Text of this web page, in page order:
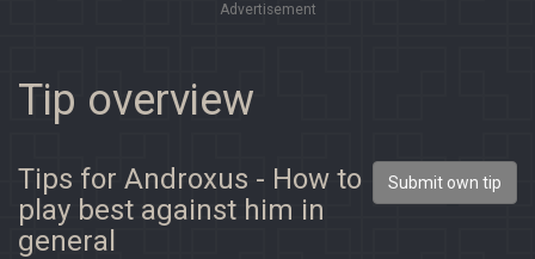
Advertisement
Tip overview
Tips for Androxus - How to
play best against him in
general
Submit own tip